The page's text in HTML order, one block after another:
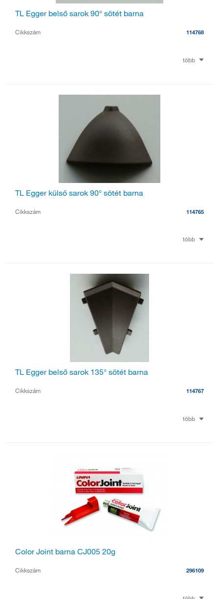
TL Egger belső sarok 90° sötét barna
Cikkszám 114768
több
TL Egger külső sarok 90° sötét barna
Cikkszám 114765
több
TL Egger belső sarok 135° sötét barna
Cikkszám 114767
több
Color Joint barna CJ005 20g
Cikkszám 296109